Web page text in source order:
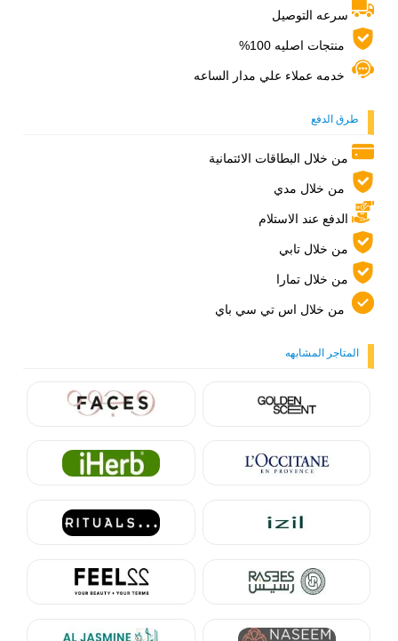
سرعه التوصيل
منتجات اصليه 100%
خدمه عملاء علي مدار الساعه
طرق الدفع
من خلال البطاقات الائتمانية
من خلال مدي
الدفع عند الاستلام
من خلال تابي
من خلال تمارا
من خلال اس تي سي باي
المتاجر المشابهه